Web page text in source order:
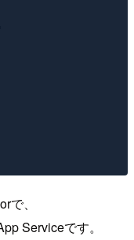
で、
Serviceです。